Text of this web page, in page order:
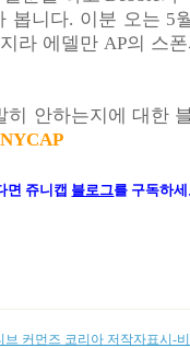
봅니다. 이분 오는 5
라 에델만 AP의 스
히 안하는지에 대한
면 쥬니캡 블로그를 구독하
브 커먼즈 코리아 저작자표시-